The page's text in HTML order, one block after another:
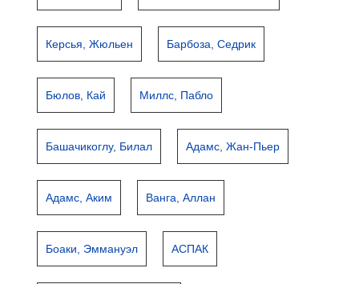
Керсья, Жюльен Барбоза, Седрик
Бюлов, Кай Миллс, Пабло
Башачикоглу, Билал Адамс, Жан-Пьер
Адамс, Аким Ванга, Аллан
Боаки, Эммануэл АСПАК